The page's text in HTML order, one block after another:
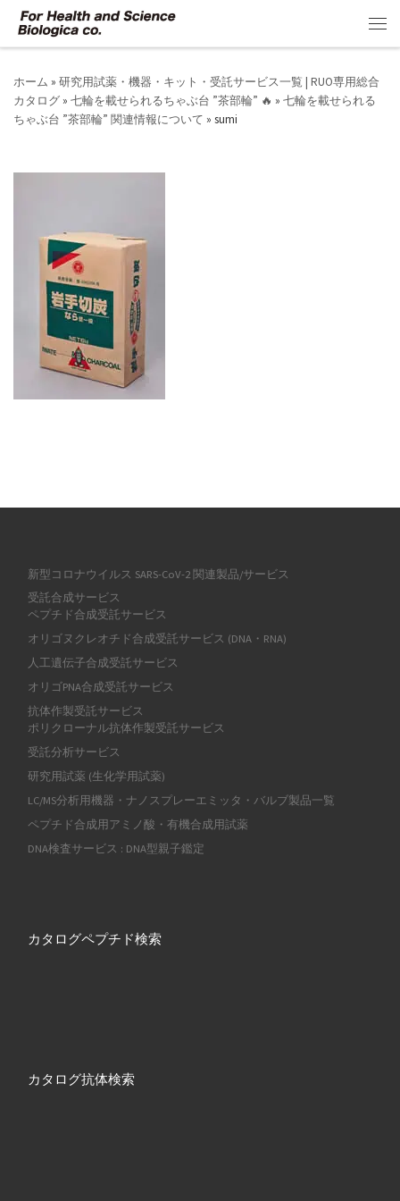
コンテンツへスキップ
ホーム » 研究用試薬・機器・キット・受託サービス一覧 | RUO専用総合
カタログ » 七輪を載せられるちゃぶ台 ”茶部輪” 🔥 » 七輪を載せられる
ちゃぶ台 ”茶部輪” 関連情報について » sumi
新型コロナウイルス SARS-CoV-2 関連製品/サービス
受託合成サービス
ペプチド合成受託サービス
オリゴヌクレオチド合成受託サービス (DNA・RNA)
人工遺伝子合成受託サービス
オリゴPNA合成受託サービス
抗体作製受託サービス
ポリクローナル抗体作製受託サービス
受託分析サービス
研究用試薬 (生化学用試薬)
LC/MS分析用機器・ナノスプレーエミッタ・バルブ製品一覧
ペプチド合成用アミノ酸・有機合成用試薬
DNA検査サービス : DNA型親子鑑定
カタログペプチド検索
カタログ抗体検索